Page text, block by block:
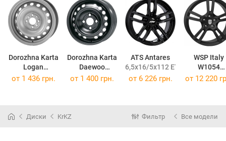
Dorozhna Karta
Logan
5,5x13/4x100 ET43 DIA60
Dorozhna Karta
Daewoo
5x13/4x100 ET49 DIA56,6
ATS Antares
6,5x16/5x112 ET50 DIA57,1
WSP Italy
W1054
8,5x19/
от 1 436 грн. от 1 400 грн. от 6 226 грн. от 12 220
Диски KrKZ Фильтр Все модели